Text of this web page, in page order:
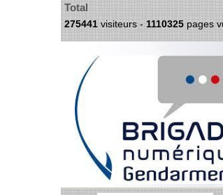
Total
275441 visiteurs - 1110325 pages